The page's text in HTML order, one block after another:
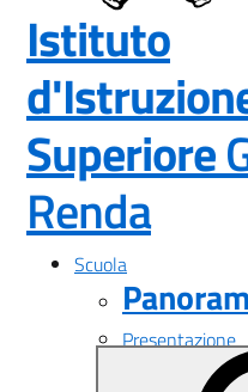
Istituto
Superiore
Renda—
Scuola
Presentazione